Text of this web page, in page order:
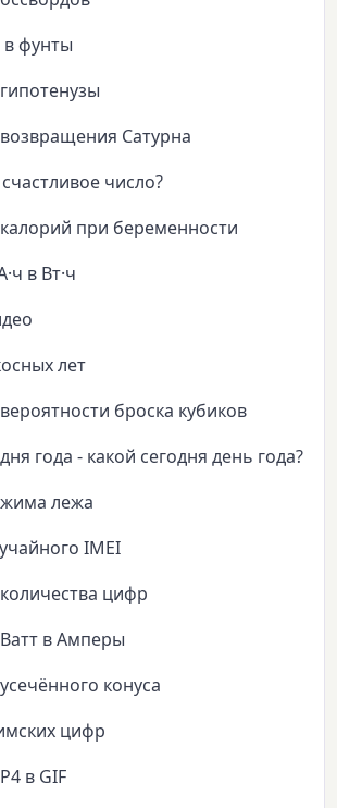
в фунты
Сатурна
число?
при беременности
в Вт·ч
лет
броска кубиков
года - какой сегодня день года?
лежа
IMEI
цифр
в Амперы
конуса
цифр
в GIF